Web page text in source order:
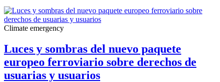
Climate emergency
Luces y sombras del nuevo paquete
europeo ferroviario sobre derechos de
usuarias y usuarios